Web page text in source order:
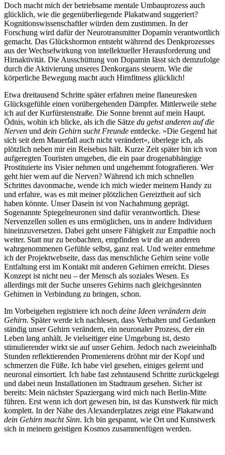
Doch macht mich der betriebsame mentale Umbauprozess auch
glücklich, wie die gegenüberliegende Plakatwand suggeriert?
Kognitionswissenschaftler würden dem zustimmen. In der
Forschung wird dafür der Neurotransmitter Dopamin verantwortlich
gemacht. Das Glückshormon entsteht während des Denkprozesses
aus der Wechselwirkung von intellektueller Herausforderung und
Hirnaktivität. Die Ausschüttung von Dopamin lässt sich demzufolge
durch die Aktivierung unseres Denkorgans steuern. Wie die
körperliche Bewegung macht auch Hirnfitness glücklich!
Etwa dreitausend Schritte später erfahren meine flaneuresken
Glücksgefühle einen vorübergehenden Dämpfer. Mittlerweile stehe
ich auf der Kurfürstenstraße. Die Sonne brennt auf mein Haupt.
Ödnis, wohin ich blicke, als ich die Sätze du gehst anderen auf die
Nerven und dein Gehirn sucht Freunde entdecke. »Die Gegend hat
sich seit dem Mauerfall auch nicht verändert«, überlege ich, als
plötzlich neben mir ein Reisebus hält. Kurze Zeit später bin ich von
aufgeregten Touristen umgeben, die ein paar drogenabhängige
Prostituierte ins Visier nehmen und ungehemmt fotografieren. Wer
geht hier wem auf die Nerven? Während ich mich schnellen
Schrittes davonmache, wende ich mich wieder meinem Handy zu
und erfahre, was es mit meiner plötzlichen Gereiztheit auf sich
haben könnte. Unser Dasein ist von Nachahmung geprägt.
Sogenannte Spiegelneuronen sind dafür verantwortlich. Diese
Nervenzellen sollen es uns ermöglichen, uns in andere Individuen
hineinzuversetzen. Dabei geht unsere Fähigkeit zur Empathie noch
weiter. Statt nur zu beobachten, empfinden wir die an anderen
wahrgenommenen Gefühle selbst, ganz real. Und weiter entnehme
ich der Projektwebseite, dass das menschliche Gehirn seine volle
Entfaltung erst im Kontakt mit anderen Gehirnen erreicht. Dieses
Konzept ist nicht neu – der Mensch als soziales Wesen. Es
allerdings mit der Suche unseres Gehirns nach gleichgesinnten
Gehirnen in Verbindung zu bringen, schon.
Im Vorbeigehen registriere ich noch deine Ideen verändern dein
Gehirn. Später werde ich nachlesen, dass Verhalten und Gedanken
ständig unser Gehirn verändern, ein neuronaler Prozess, der ein
Leben lang anhält. Je vielseitiger eine Umgebung ist, desto
stimulierender wirkt sie auf unser Gehirn. Jedoch nach zweieinhalb
Stunden reflektierenden Promenierens dröhnt mir der Kopf und
schmerzen die Füße. Ich habe viel gesehen, einiges gelernt und
neuronal einsortiert. Ich habe fast zehntausend Schritte zurückgelegt
und dabei neun Installationen im Stadtraum gesehen. Sicher ist
bereits: Mein nächster Spaziergang wird mich nach Berlin-Mitte
führen. Erst wenn ich dort gewesen bin, ist das Kunstwerk für mich
komplett. In der Nähe des Alexanderplatzes zeigt eine Plakatwand
dein Gehirn macht Sinn. Ich bin gespannt, wie Ort und Kunstwerk
sich in meinem geistigen Kosmos zusammenfügen werden.